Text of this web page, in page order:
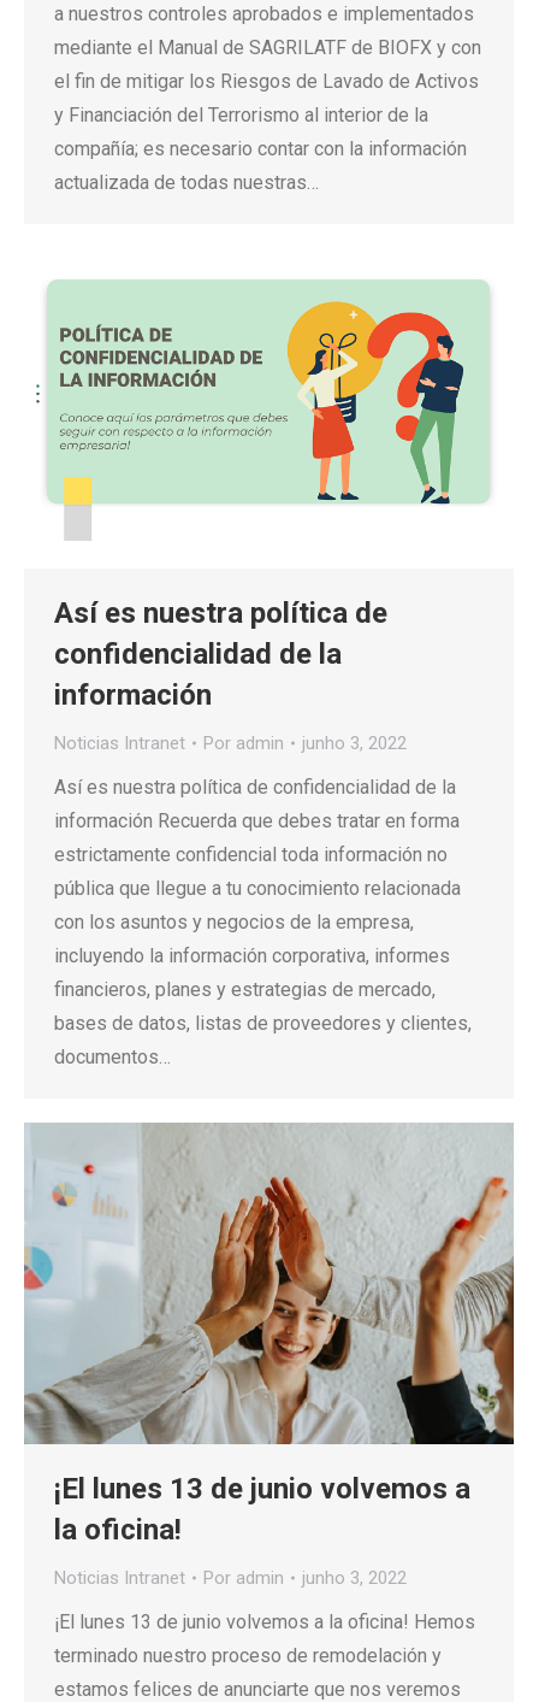
a nuestros controles aprobados e implementados
mediante el Manual de SAGRILATF de BIOFX y con
el fin de mitigar los Riesgos de Lavado de Activos
y Financiación del Terrorismo al interior de la
compañía; es necesario contar con la información
actualizada de todas nuestras…
Así es nuestra política de
confidencialidad de la
información
Noticias Intranet Por admin junho 3, 2022
Así es nuestra política de confidencialidad de la
información Recuerda que debes tratar en forma
estrictamente confidencial toda información no
pública que llegue a tu conocimiento relacionada
con los asuntos y negocios de la empresa,
incluyendo la información corporativa, informes
financieros, planes y estrategias de mercado,
bases de datos, listas de proveedores y clientes,
documentos…
¡El lunes 13 de junio volvemos a
la oficina!
Noticias Intranet Por admin junho 3, 2022
¡El lunes 13 de junio volvemos a la oficina! Hemos
terminado nuestro proceso de remodelación y
estamos felices de anunciarte que nos veremos